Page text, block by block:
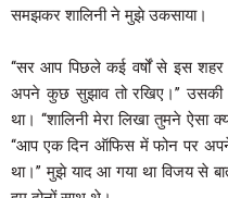
समझकर शालिनी ने मुझे उकसाया।
‘‘सर आप पिछले कई वर्षों से इस
अपने कुछ सुझाव तो रखिए।’’
था। ‘‘शालिनी मेरा लिखा तुमने ऐसा
‘‘आप एक दिन ऑफिस में फोन पर
था।’’ मुझे याद आ गया था विजय से